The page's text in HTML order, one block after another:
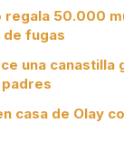
regala 50.000
de fugas
una canastilla
casa de Olay